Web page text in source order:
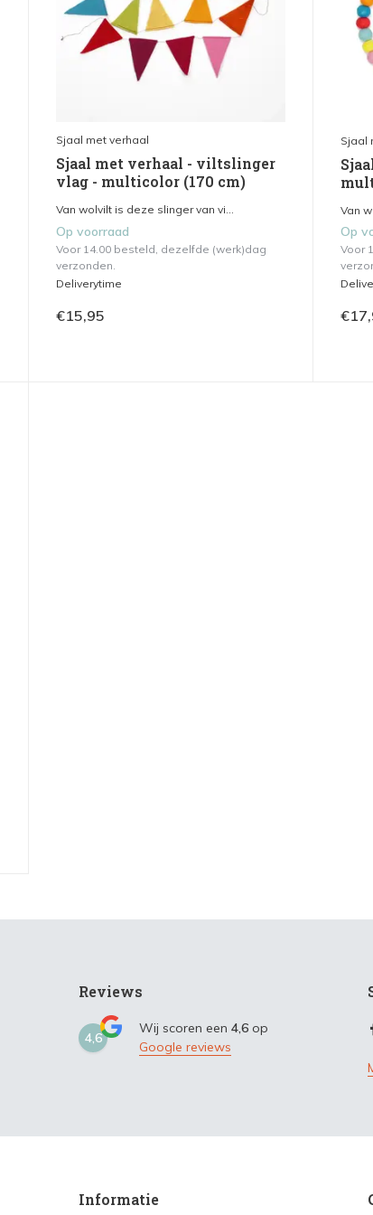
Sjaal met verhaal
Sjaal met verhaal - viltslinger
vlag - multicolor (170 cm)
Van wolvilt is deze slinger van vi...
Op voorraad
Voor 14.00 besteld, dezelfde (werk)dag
verzonden.
Deliverytime
€15,95
Sjaal
Van
Op
Voor
Reviews
4,6
Wij scoren een 4,6 op
Google reviews
Informatie